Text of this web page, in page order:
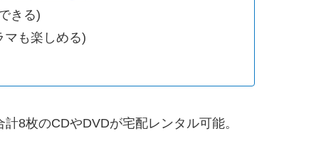
きる)
マも楽しめる)
8枚のCDやDVDが宅配レンタル可能。